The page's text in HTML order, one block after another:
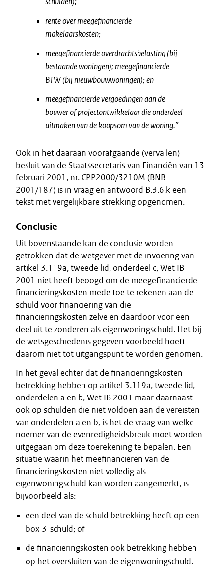
rente over meegefinancierde
makelaarskosten;
meegefinancierde overdrachtsbelasting (bij
bestaande woningen); meegefinancierde
BTW (bij nieuwbouwwoningen); en
meegefinancierde vergoedingen aan de
bouwer of projectontwikkelaar die onderdeel
uitmaken van de koopsom van de woning.”
Ook in het daaraan voorafgaande (vervallen)
besluit van de Staatssecretaris van Financiën van 13
februari 2001, nr. CPP2000/3210M (BNB
2001/187) is in vraag en antwoord B.3.6.k een
tekst met vergelijkbare strekking opgenomen.
Conclusie
Uit bovenstaande kan de conclusie worden
getrokken dat de wetgever met de invoering van
artikel 3.119a, tweede lid, onderdeel c, Wet IB
2001 niet heeft beoogd om de meegefinancierde
financieringskosten mede toe te rekenen aan de
schuld voor financiering van die
financieringskosten zelve en daardoor voor een
deel uit te zonderen als eigenwoningschuld. Het bij
de wetsgeschiedenis gegeven voorbeeld hoeft
daarom niet tot uitgangspunt te worden genomen.
In het geval echter dat de financieringskosten
betrekking hebben op artikel 3.119a, tweede lid,
onderdelen a en b, Wet IB 2001 maar daarnaast
ook op schulden die niet voldoen aan de vereisten
van onderdelen a en b, is het de vraag van welke
noemer van de evenredigheidsbreuk moet worden
uitgegaan om deze toerekening te bepalen. Een
situatie waarin het meefinancieren van de
financieringskosten niet volledig als
eigenwoningschuld kan worden aangemerkt, is
bijvoorbeeld als:
een deel van de schuld betrekking heeft op een
box 3-schuld; of
de financieringskosten ook betrekking hebben
op het oversluiten van de eigenwoningschuld.